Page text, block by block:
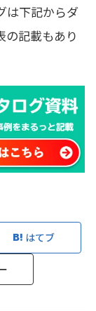
は下記からダ
の記載もあり
はてブ